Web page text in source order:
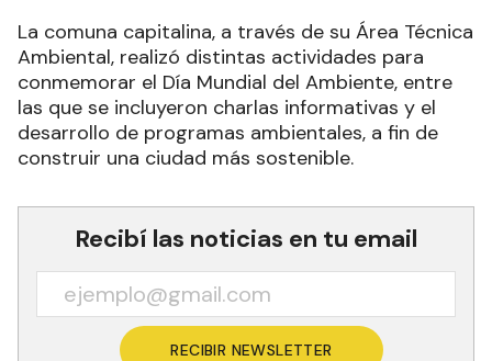
La comuna capitalina, a través de su Área Técnica
Ambiental, realizó distintas actividades para
conmemorar el Día Mundial del Ambiente, entre
las que se incluyeron charlas informativas y el
desarrollo de programas ambientales, a fin de
construir una ciudad más sostenible.
Recibí las noticias en tu email
RECIBIR NEWSLETTER